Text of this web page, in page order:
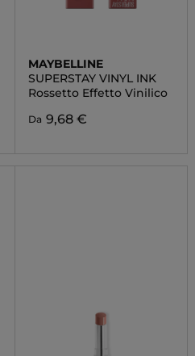
MAYBELLINE
SUPERSTAY VINYL INK
Rossetto Effetto Vinilico
Da 9,68 €